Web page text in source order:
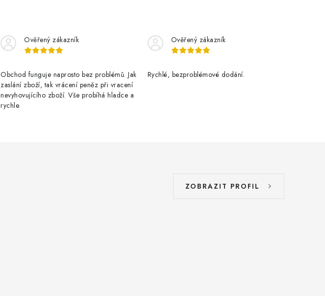
Ověřený zákazník
Obchod funguje naprosto bez problémů. Jak
zaslání zboží, tak vrácení peněz při vracení
nevyhovujícího zboží. Vše probíhá hladce a
rychle.
Ověřený zákazník
Rychlé, bezproblémové dodání.
ZOBRAZIT PROFIL